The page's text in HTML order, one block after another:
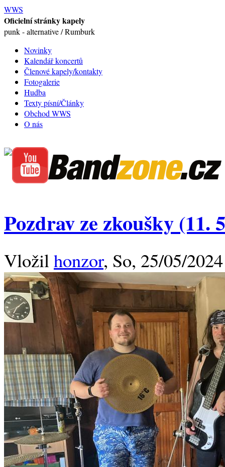
WWS
Oficielní stránky kapely
punk - alternative / Rumburk
Novinky
Kalendář koncertů
Členové kapely/kontakty
Fotogalerie
Hudba
Texty písní/Články
Obchod WWS
O nás
Pozdrav ze zkoušky (11.
Vložilhonzor, So, 25/05/